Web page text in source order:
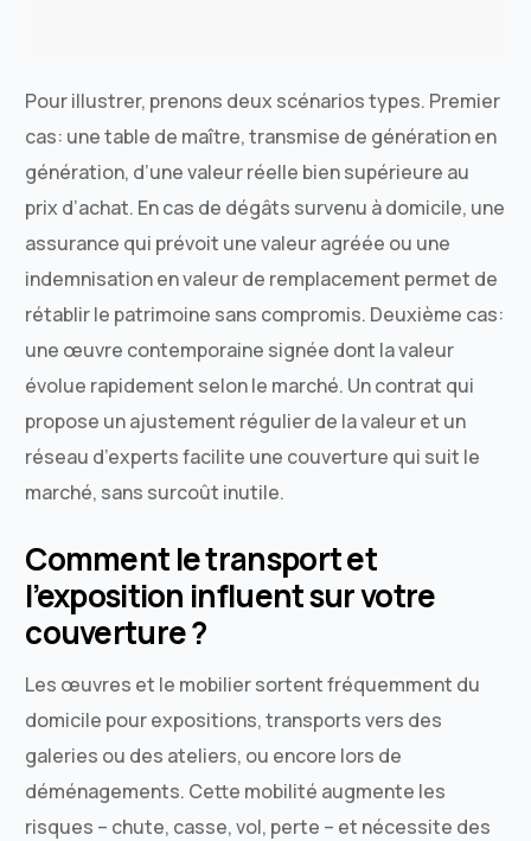
Pour illustrer, prenons deux scénarios types. Premier
cas: une table de maître, transmise de génération en
génération, d’une valeur réelle bien supérieure au
prix d’achat. En cas de dégâts survenu à domicile, une
assurance qui prévoit une valeur agréée ou une
indemnisation en valeur de remplacement permet de
rétablir le patrimoine sans compromis. Deuxième cas:
une œuvre contemporaine signée dont la valeur
évolue rapidement selon le marché. Un contrat qui
propose un ajustement régulier de la valeur et un
réseau d’experts facilite une couverture qui suit le
marché, sans surcoût inutile.
Comment le transport et
l’exposition influent sur votre
couverture ?
Les œuvres et le mobilier sortent fréquemment du
domicile pour expositions, transports vers des
galeries ou des ateliers, ou encore lors de
déménagements. Cette mobilité augmente les
risques – chute, casse, vol, perte – et nécessite des